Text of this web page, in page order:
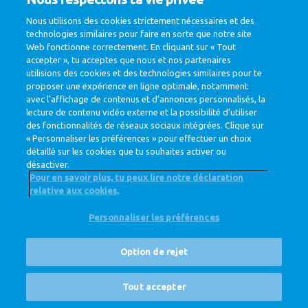
@ Royal FrieslandCampina
Privacy Policy
Cookie Policy
Clause de non-responsabilitéCookie Settings
Corporate Site
Nous utilisons des cookies strictement nécessaires et des
technologies similaires pour faire en sorte que notre site
Web fonctionne correctement. En cliquant sur « Tout
accepter », tu acceptes que nous et nos partenaires
utilisions des cookies et des technologies similaires pour te
proposer une expérience en ligne optimale, notamment
avec l’affichage de contenus et d’annonces personnalisés, la
lecture de contenu vidéo externe et la possibilité d’utiliser
des fonctionnalités de réseaux sociaux intégrées. Clique sur
« Personnaliser les préférences » pour effectuer un choix
détaillé sur les cookies que tu souhaites activer ou
désactiver.
Pour en savoir plus, tu peux lire notre déclaration
relative aux cookies.
Personnaliser les préférences
Option de rejet
Tout accepter